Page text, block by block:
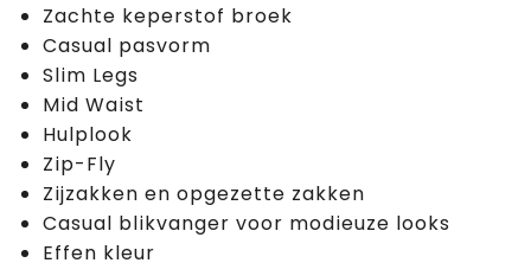
Zachte keperstof broek
Casual pasvorm
Slim Legs
Mid Waist
Hulplook
Zip-Fly
Zijzakken en opgezette zakken
Casual blikvanger voor modieuze looks
Effen kleur